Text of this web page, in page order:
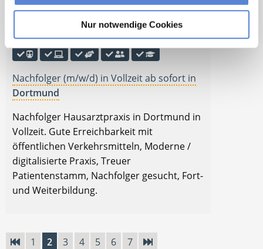
Nur notwendige Cookies
🌟 PREMIUM-STELLENANGEBOT 🌟
Nachfolger (m/w/d) in Vollzeit ab sofort in
Dortmund
Nachfolger Hausarztpraxis in Dortmund in
Vollzeit. Gute Erreichbarkeit mit
öffentlichen Verkehrsmitteln, Moderne /
digitalisierte Praxis, Treuer
Patientenstamm, Nachfolger gesucht, Fort-
und Weiterbildung.
1 2 3 4 5 6 7